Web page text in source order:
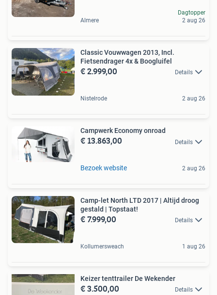
Almere
Dagtopper
2 aug 26
Classic Vouwwagen 2013, Incl.
Fietsendrager 4x & Boogluifel
€ 2.999,00 Details
Nistelrode 2 aug 26
Campwerk Economy onroad
€ 13.863,00 Details
Bezoek website 2 aug 26
Camp-let North LTD 2017 | Altijd droog
gestald | Topstaat!
€ 7.999,00 Details
Kollumersweach 1 aug 26
Keizer tenttrailer De Wekender
€ 3.500,00 Details